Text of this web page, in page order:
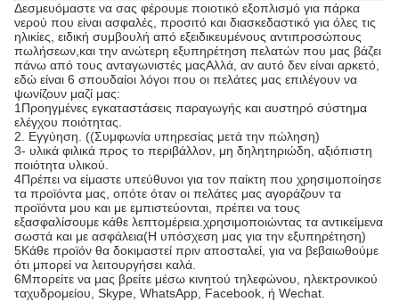
Δεσμευόμαστε να σας φέρουμε ποιοτικό εξοπλισμό για πάρκα
νερού που είναι ασφαλές, προσιτό και διασκεδαστικό για όλες τις
ηλικίες, ειδική συμβουλή από εξειδικευμένους αντιπροσώπους
πωλήσεων,και την ανώτερη εξυπηρέτηση πελατών που μας βάζει
πάνω από τους ανταγωνιστές μαςΑλλά, αν αυτό δεν είναι αρκετό,
εδώ είναι 6 σπουδαίοι λόγοι που οι πελάτες μας επιλέγουν να
ψωνίζουν μαζί μας:
1Προηγμένες εγκαταστάσεις παραγωγής και αυστηρό σύστημα
ελέγχου ποιότητας.
2. Εγγύηση. ((Συμφωνία υπηρεσίας μετά την πώληση)
3- υλικά φιλικά προς το περιβάλλον, μη δηλητηριώδη, αξιόπιστη
ποιότητα υλικού.
4Πρέπει να είμαστε υπεύθυνοι για τον παίκτη που χρησιμοποίησε
τα προϊόντα μας, οπότε όταν οι πελάτες μας αγοράζουν τα
προϊόντα μου και με εμπιστεύονται, πρέπει να τους
εξασφαλίσουμε κάθε λεπτομέρεια.χρησιμοποιώντας τα αντικείμενα
σωστά και με ασφάλεια(Η υπόσχεση μας για την εξυπηρέτηση)
5Κάθε προϊόν θα δοκιμαστεί πριν αποσταλεί, για να βεβαιωθούμε
ότι μπορεί να λειτουργήσει καλά.
6Μπορείτε να μας βρείτε μέσω κινητού τηλεφώνου, ηλεκτρονικού
ταχυδρομείου, Skype, WhatsApp, Facebook, ή Wechat.